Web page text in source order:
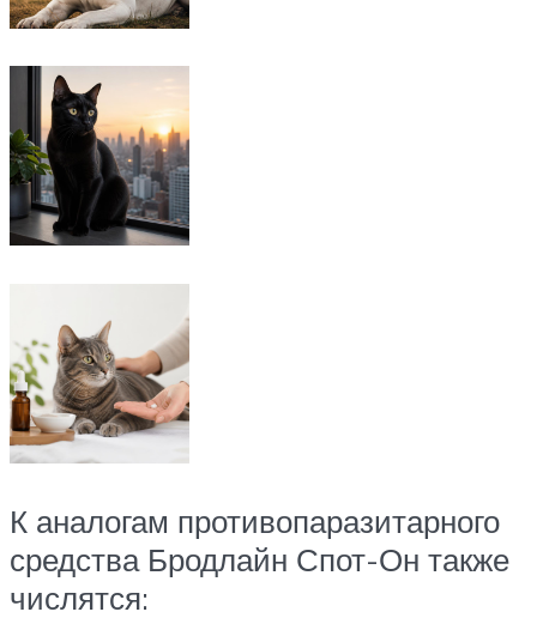
К аналогам противопаразитарного
средства Бродлайн Спот-Он также
числятся: